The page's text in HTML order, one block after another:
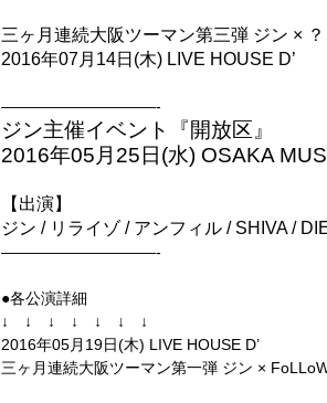
三ヶ月連続大阪ツーマン第三弾 ジン × ？
2016年07月14日(木) LIVE HOUSE D’
——————————-
ジン主催イベント『開放区』
2016年05月25日(水) OSAKA
【出演】
ジン / リライゾ / アンフィル / SHIVA /
——————————-
●各公演詳細
↓ ↓ ↓ ↓ ↓ ↓ ↓
2016年05月19日(木) LIVE HOUSE D’
三ヶ月連続大阪ツーマン第一弾 ジン ×